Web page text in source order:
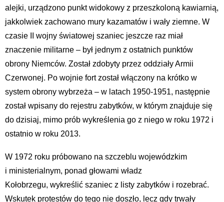
alejki, urządzono punkt widokowy z przeszkoloną kawiarnią,
jakkolwiek zachowano mury kazamatów i wały ziemne. W
czasie II wojny światowej szaniec jeszcze raz miał
znaczenie militarne – był jednym z ostatnich punktów
obrony Niemców. Został zdobyty przez oddziały Armii
Czerwonej. Po wojnie fort został włączony na krótko w
system obrony wybrzeża – w latach 1950-1951, następnie
został wpisany do rejestru zabytków, w którym znajduje się
do dzisiaj, mimo prób wykreślenia go z niego w roku 1972 i
ostatnio w roku 2013.
W 1972 roku próbowano na szczeblu wojewódzkim
i ministerialnym, ponad głowami władz
Kołobrzegu, wykreślić szaniec z listy zabytków i rozebrać.
Wskutek protestów do tego nie doszło, lecz gdy trwały